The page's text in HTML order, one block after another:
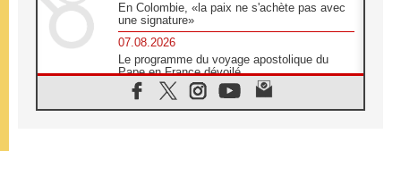
En Colombie, «la paix ne s'achète pas avec
une signature»
07.08.2026
Le programme du voyage apostolique du
Pape en France dévoilé
07.08.2026
1ère Conférence continentale sur l'éducation